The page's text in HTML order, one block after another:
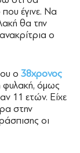
έγινε. Να
θα την
ο
ο 38χρονος
φυλακή, όμως
11 ετών. Είχε
στην
οι